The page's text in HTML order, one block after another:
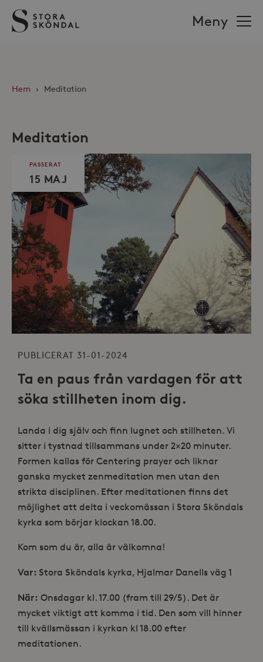
Stora
Sköndal
Meny
Hem › Meditation
Meditation
PASSERAT
15 MAJ
PUBLICERAT 31-01-2024
Ta en paus från vardagen för att
söka stillheten inom dig.
Landa i dig själv och finn lugnet och stillheten. Vi
sitter i tystnad tillsammans under 2×20 minuter.
Formen kallas för Centering prayer och liknar
ganska mycket zenmeditation men utan den
strikta disciplinen. Efter meditationen finns det
möjlighet att delta i veckomässan i Stora Sköndals
kyrka som börjar klockan 18.00.
Kom som du är, alla är välkomna!
Var: Stora Sköndals kyrka, Hjalmar Danells väg 1
När: Onsdagar kl. 17.00 (fram till 29/5). Det är
mycket viktigt att komma i tid. Den som vill hinner
till kvällsmässan i kyrkan kl 18.00 efter
meditationen.